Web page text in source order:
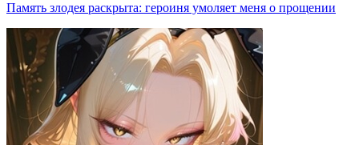
Память злодея раскрыта: героиня умоляет меня о прощении